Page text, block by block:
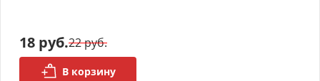
18 руб.22 руб.
В корзину